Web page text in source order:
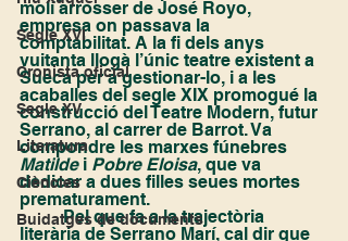
Segle XVI
Cronista oficial
Segle XV
Literatura
Ciències
Buidatges de documents
molí arrosser de José Royo,
empresa on passava la
comptabilitat. A la fi dels anys
vuitanta llogà l’únic teatre existent a
Sueca per a gestionar-lo, i a les
acaballes del segle XIX promogué la
construcció del Teatre Modern, futur
Serrano, al carrer de Barrot. Va
compondre les marxes fúnebres
Matilde i Pobre Eloisa, que va
dedicar a dues filles seues mortes
prematurament.
	Pel que fa a la trajectòria
literària de Serrano Marí, cal dir que